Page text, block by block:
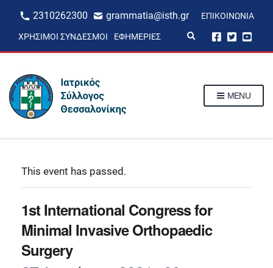
2310262300 grammatia@isth.gr ΕΠΙΚΟΙΝΩΝΊΑ
ΧΡΉΣΙΜΟΙ ΣΎΝΔΕΣΜΟΙ ΕΦΗΜΕΡΊΕΣ
p
MENU
This event has passed.
1st International Congress for
Minimal Invasive Orthopaedic
Surgery